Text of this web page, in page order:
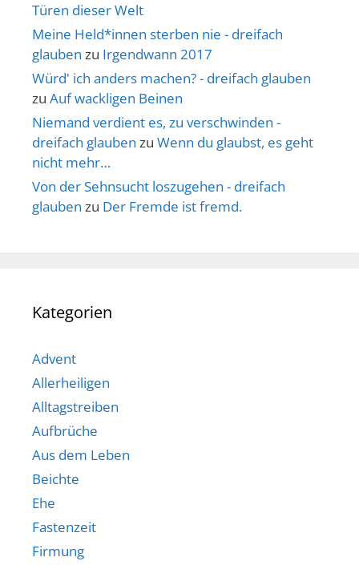
Türen dieser Welt
Meine Held*innen sterben nie - dreifach
glauben zu Irgendwann 2017
Würd' ich anders machen? - dreifach glauben
zu Auf wackligen Beinen
Niemand verdient es, zu verschwinden -
dreifach glauben zu Wenn du glaubst, es geht
nicht mehr…
Von der Sehnsucht loszugehen - dreifach
glauben zu Der Fremde ist fremd.
Kategorien
Advent
Allerheiligen
Alltagstreiben
Aufbrüche
Aus dem Leben
Beichte
Ehe
Fastenzeit
Firmung